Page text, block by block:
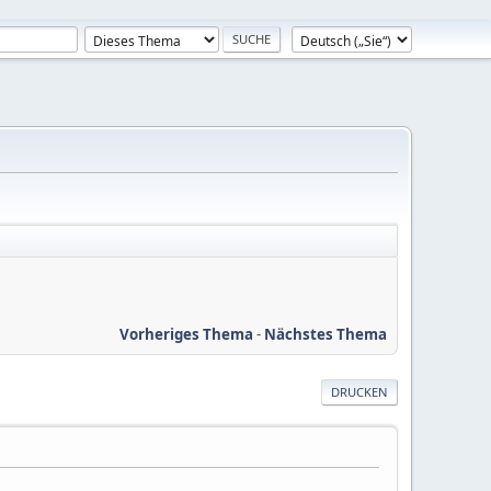
Vorheriges Thema - Nächstes Thema
DRUCKEN